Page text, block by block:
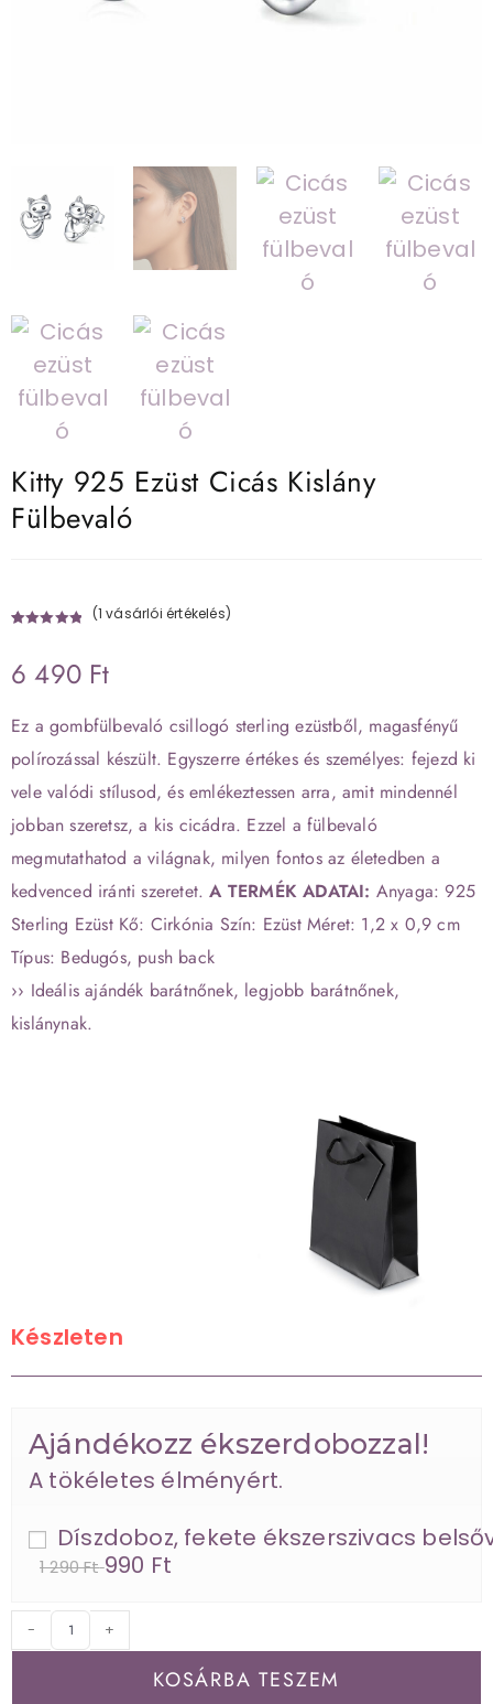
Kitty 925 Ezüst Cicás Kislány
Fülbevaló
ből,
alapján
(1 vásárlói értékelés)
6 490 Ft
Ez a gombfülbevaló csillogó sterling ezüstből, magasfényű
polírozással készült. Egyszerre értékes és személyes: fejezd ki
vele valódi stílusod, és emlékeztessen arra, amit mindennél
jobban szeretsz, a kis cicádra. Ezzel a fülbevaló
megmutathatod a világnak, milyen fontos az életedben a
kedvenced iránti szeretet.A TERMÉK ADATAI: Anyaga: 925
Sterling Ezüst Kő: Cirkónia Szín: Ezüst Méret: 1,2 x 0,9 cm
Típus: Bedugós, push back
›› Ideális ajándék barátnőnek, legjobb barátnőnek,
kislánynak.
Készleten
Ajándékozz ékszerdobozzal!
A tökéletes élményért.
Díszdoboz, fekete ékszerszivacs
1 290 Ft 990 Ft
- +
KOSÁRBA TESZEM